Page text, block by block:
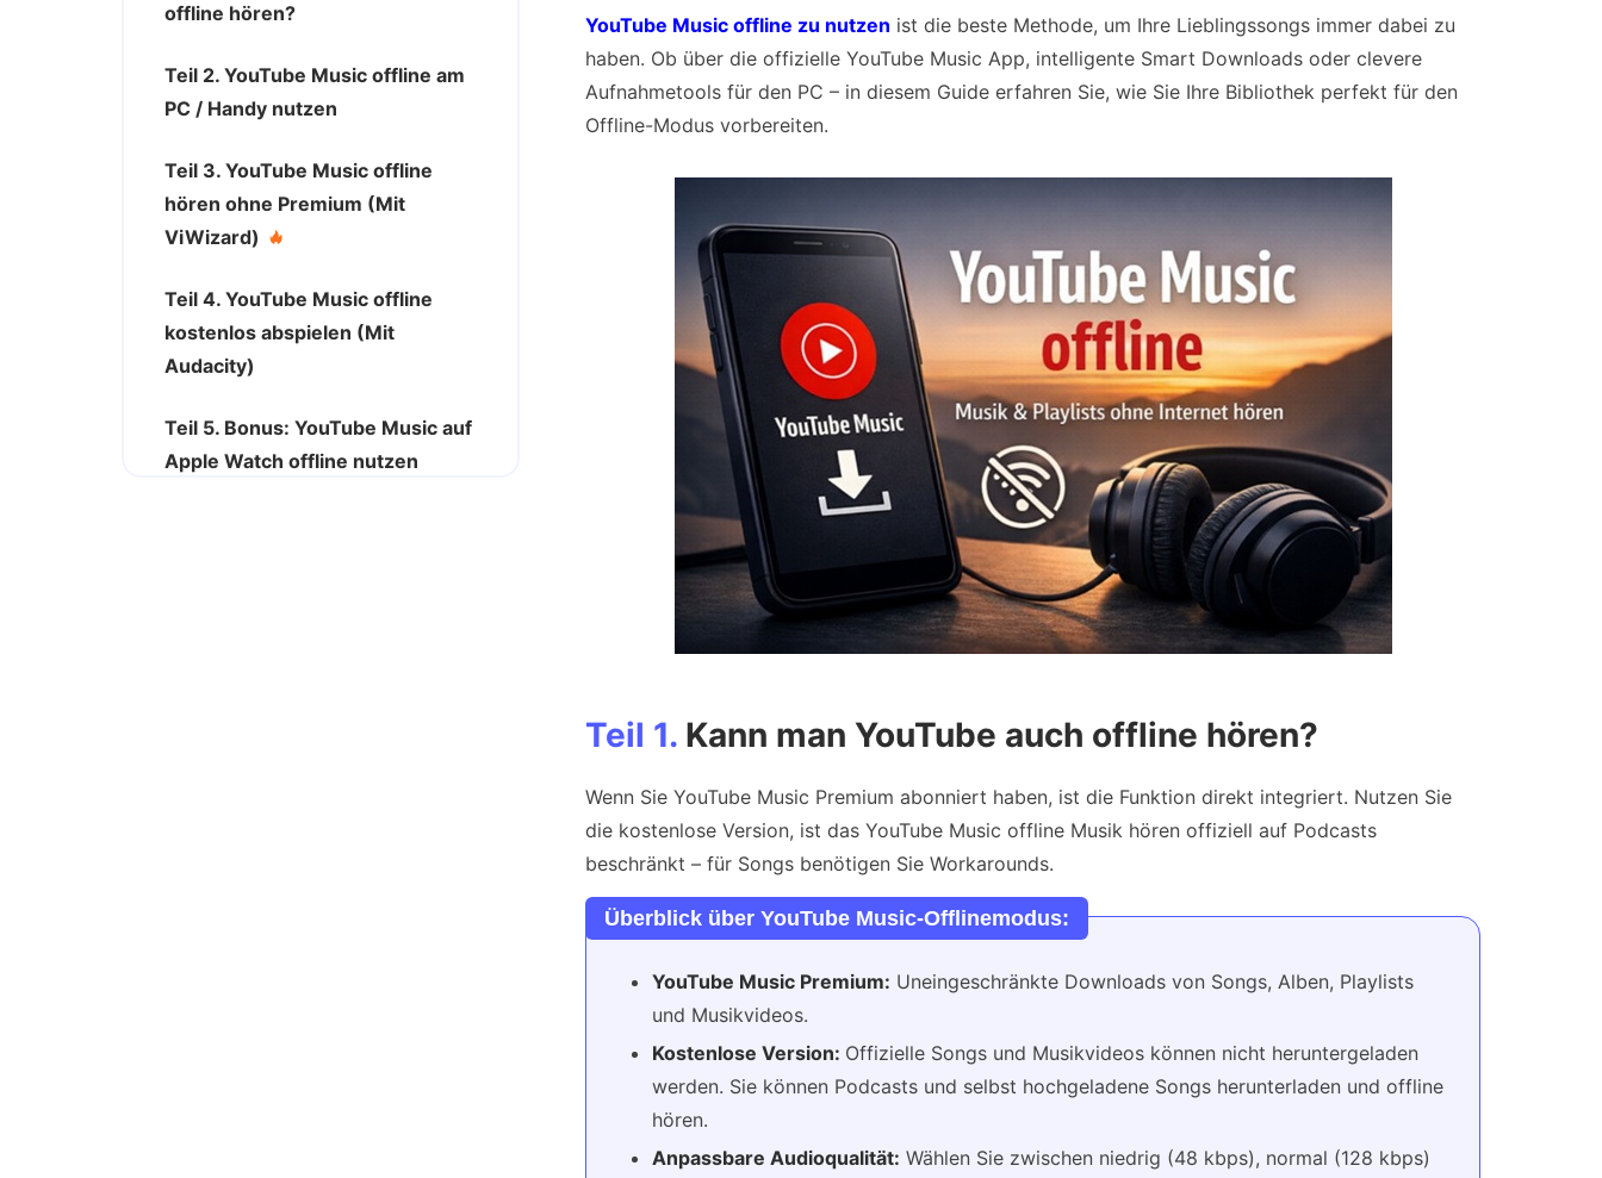
offline hören?
Teil 2. YouTube Music offline am
PC / Handy nutzen
Teil 3. YouTube Music offline
hören ohne Premium (Mit
ViWizard)
Teil 4. YouTube Music offline
kostenlos abspielen (Mit
Audacity)
Teil 5. Bonus: YouTube Music auf
Apple Watch offline nutzen
YouTube Music offline zu nutzen ist die beste Methode, um Ihre Lieblingssongs immer dabei zu
haben. Ob über die offizielle YouTube Music App, intelligente Smart Downloads oder clevere
Aufnahmetools für den PC – in diesem Guide erfahren Sie, wie Sie Ihre Bibliothek perfekt für den
Offline-Modus vorbereiten.
Teil 1. Kann man YouTube auch offline hören?
Wenn Sie YouTube Music Premium abonniert haben, ist die Funktion direkt integriert. Nutzen Sie
die kostenlose Version, ist das YouTube Music offline Musik hören offiziell auf Podcasts
beschränkt – für Songs benötigen Sie Workarounds.
Überblick über YouTube Music-Offlinemodus:
YouTube Music Premium: Uneingeschränkte Downloads von Songs, Alben, Playlists
und Musikvideos.
Kostenlose Version: Offizielle Songs und Musikvideos können nicht heruntergeladen
werden. Sie können Podcasts und selbst hochgeladene Songs herunterladen und offline
hören.
Anpassbare Audioqualität: Wählen Sie zwischen niedrig (48 kbps), normal (128 kbps)